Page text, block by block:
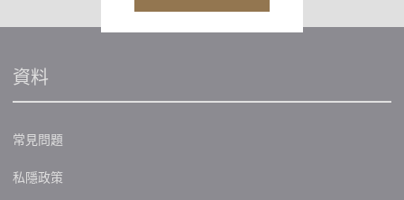
資料
常見問題
私隱政策